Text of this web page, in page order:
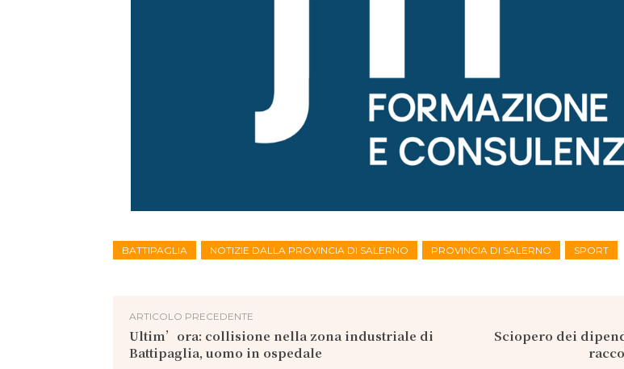
BATTIPAGLIA NOTIZIE DALLA PROVINCIA DI SALERNO PROVINCIA DI SALERNO SPORT
ARTICOLO PRECEDENTE
Ultim’ora: collisione nella zona industriale di
Battipaglia, uomo in ospedale
Sciopero dei